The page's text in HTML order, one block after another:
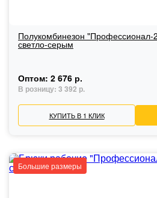
Полукомбинезон "Профессионал-
светло-серым
Оптом: 2 676 р.
В розницу: 3 392 р.
КУПИТЬ В 1 КЛИК
Большие размеры